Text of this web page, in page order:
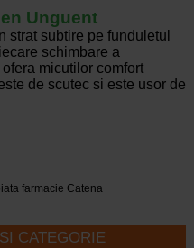
Unguent
strat subtire pe funduletul
schimbare a
micutilor comfort
de scutec si este usor de
farmacie Catena
CATEGORIE